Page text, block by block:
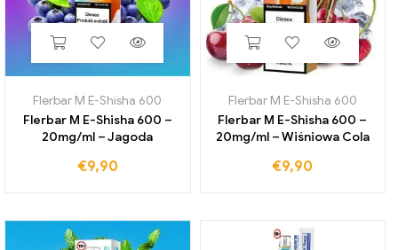
Flerbar M E-Shisha 600
Flerbar M E-Shisha 600 –
20mg/ml – Jagoda
€9,90
Flerbar M E-Shisha 600
Flerbar M E-Shisha 600 –
20mg/ml – Wiśniowa Cola
€9,90